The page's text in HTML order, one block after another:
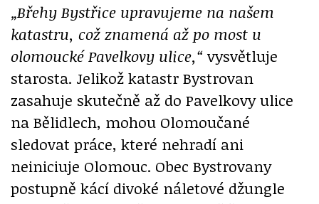
„Břehy Bystřice upravujeme na našem
katastru, což znamená až po most u
olomoucké Pavelkovy ulice,“ vysvětluje
starosta. Jelikož katastr Bystrovan
zasahuje skutečně až do Pavelkovy ulice
na Bělidlech, mohou Olomoučané
sledovat práce, které nehradí ani
neiniciuje Olomouc. Obec Bystrovany
postupně kácí divoké náletové džungle